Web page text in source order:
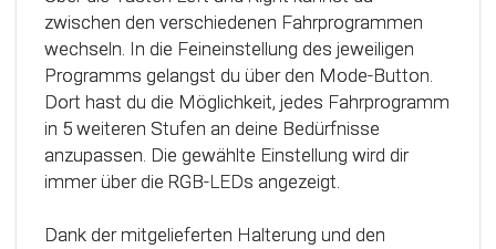
zwischen den verschiedenen Fahrprogrammen
wechseln. In die Feineinstellung des jeweiligen
Programms gelangst du über den Mode-Button.
Dort hast du die Möglichkeit, jedes Fahrprogramm
in 5 weiteren Stufen an deine Bedürfnisse
anzupassen. Die gewählte Einstellung wird dir
immer über die RGB-LEDs angezeigt.
Dank der mitgelieferten Halterung und den
Fahrzeuges erkannt und können optimal genutzt
werden.